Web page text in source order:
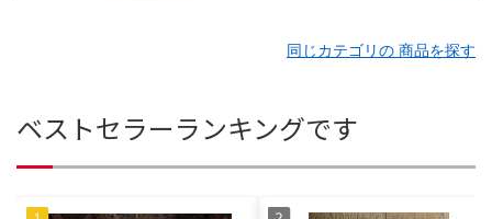
同じカテゴリの 商品を探す
ベストセラーランキングです